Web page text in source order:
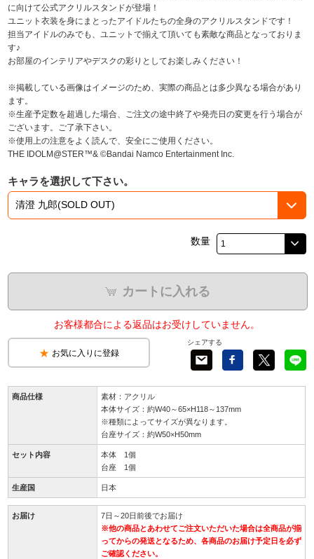
ラブライブ！
ラブライブ！サンシャイン‼
ラブライブ！スーパースター!!
アイドリッシュセブン
に向けて公式アクリルスタンドが登場！
ユニット衣装を身にまとったアイドルたちの全身のアクリルスタンドです！
担当アイドルのみでも、ユニットで揃えて頂いても素敵な商品となっておりま
す♪
お部屋のインテリアやデスクの彩りとしてお楽しみください！
※掲載している画像はイメージのため、実際の商品とは多少異なる場合があり
ます。
※生産予定数を超過した場合、ご注文の途中終了や発売日の変更を行う場合が
ございます。ご了承下さい。
※使用上の注意をよく読んで、安全にご使用ください。
THE IDOLM@STER™& ©Bandai Namco Entertainment Inc.
キャラを選択して下さい。
数量
カートに入れる
お客様都合による返品はお受けしていません。
お気に入りに登録
シェアする
商品仕様
素材：アクリル
本体サイズ：約W40～65×H118～137mm
※種類によってサイズが異なります。
台座サイズ：約W50×H50mm
セット内容
本体 1個
台座 1個
生産国 日本
お届け
7日～20日前後でお届け
※他の商品とあわせてご注文いただいた場合は全商品が揃
ってからの発送となるため、各商品のお届け予定日を必ず
ご確認ください。